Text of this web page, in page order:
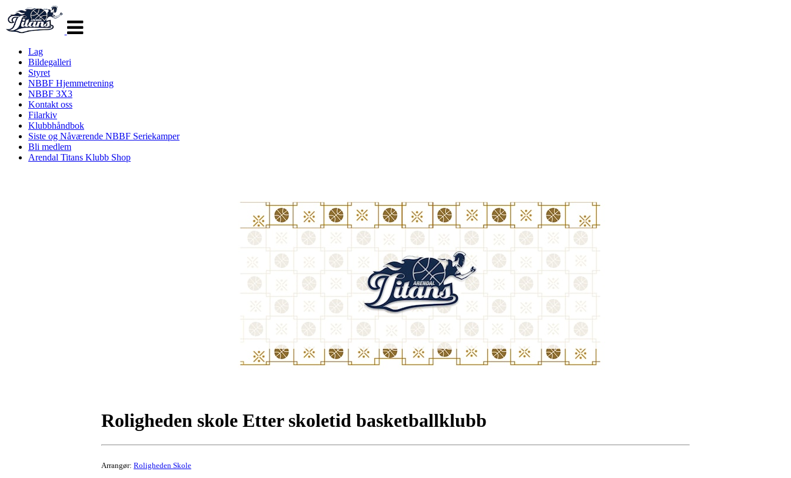
navigasjon
Lag
Bildegalleri
Styret
NBBF Hjemmetrening
NBBF 3X3
Kontakt oss
Filarkiv
Klubbhåndbok
Siste og Nåværende NBBF Seriekamper
Bli medlem
Arendal Titans Klubb Shop
Roligheden skole Etter skoletid basketballklubb
Arrangør: Roligheden Skole